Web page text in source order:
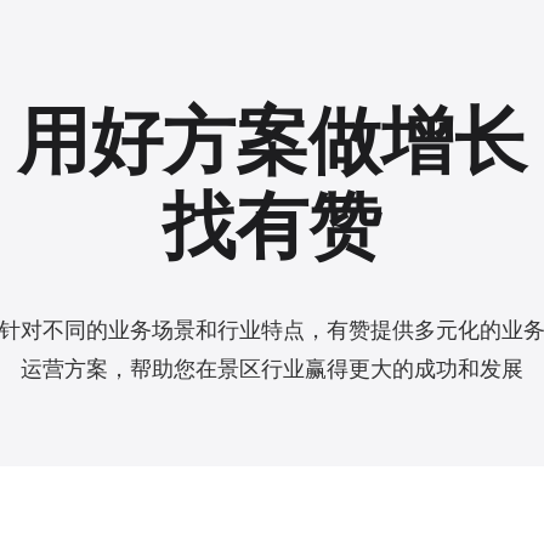
用好方案做增长
找有赞
针对不同的业务场景和行业特点，有赞提供多元化的业务
运营方案，帮助您在景区行业赢得更大的成功和发展